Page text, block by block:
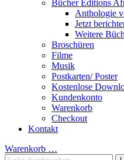
Bücher Editions
Anthologie
Jetzt
Weitere
Broschüren
Filme
Musik
Postkarten/ Poster
Kostenlose
Kundenkonto
Warenkorb
Checkout
Kontakt
Warenkorb …